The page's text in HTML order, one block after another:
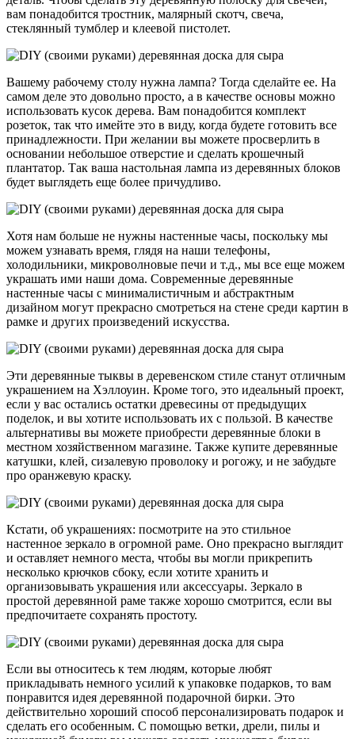
вам понадобится тростник, малярный скотч, свеча,
стеклянный тумблер и клеевой пистолет.
Вашему рабочему столу нужна лампа? Тогда сделайте ее. На
самом деле это довольно просто, а в качестве основы можно
использовать кусок дерева. Вам понадобится комплект
розеток, так что имейте это в виду, когда будете готовить все
принадлежности. При желании вы можете просверлить в
основании небольшое отверстие и сделать крошечный
плантатор. Так ваша настольная лампа из деревянных блоков
будет выглядеть еще более причудливо.
Хотя нам больше не нужны настенные часы, поскольку мы
можем узнавать время, глядя на наши телефоны,
холодильники, микроволновые печи и т.д., мы все еще можем
украшать ими наши дома. Современные деревянные
настенные часы с минималистичным и абстрактным
дизайном могут прекрасно смотреться на стене среди картин в
рамке и других произведений искусства.
Эти деревянные тыквы в деревенском стиле станут отличным
украшением на Хэллоуин. Кроме того, это идеальный проект,
если у вас остались остатки древесины от предыдущих
поделок, и вы хотите использовать их с пользой. В качестве
альтернативы вы можете приобрести деревянные блоки в
местном хозяйственном магазине. Также купите деревянные
катушки, клей, сизалевую проволоку и рогожу, и не забудьте
про оранжевую краску.
Кстати, об украшениях: посмотрите на это стильное
настенное зеркало в огромной раме. Оно прекрасно выглядит
и оставляет немного места, чтобы вы могли прикрепить
несколько крючков сбоку, если хотите хранить и
организовывать украшения или аксессуары. Зеркало в
простой деревянной раме также хорошо смотрится, если вы
предпочитаете сохранять простоту.
Если вы относитесь к тем людям, которые любят
прикладывать немного усилий к упаковке подарков, то вам
понравится идея деревянной подарочной бирки. Это
действительно хороший способ персонализировать подарок и
сделать его особенным. С помощью ветки, дрели, пилы и